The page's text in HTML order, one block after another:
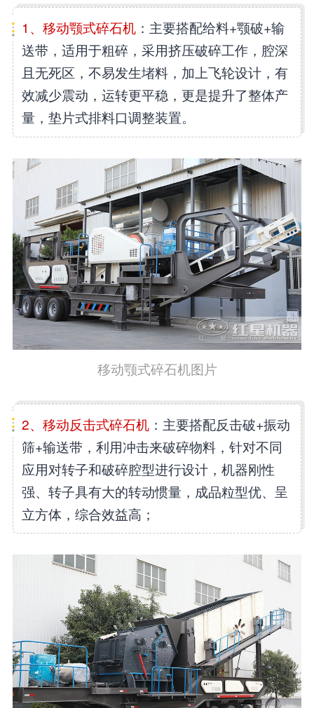
1、移动颚式碎石机：主要搭配给料+颚破+输
送带，适用于粗碎，采用挤压破碎工作，腔深
且无死区，不易发生堵料，加上飞轮设计，有
效减少震动，运转更平稳，更是提升了整体产
量，垫片式排料口调整装置。
移动颚式碎石机图片
2、移动反击式碎石机：主要搭配反击破+振动
筛+输送带，利用冲击来破碎物料，针对不同
应用对转子和破碎腔型进行设计，机器刚性
强、转子具有大的转动惯量，成品粒型优、呈
立方体，综合效益高；